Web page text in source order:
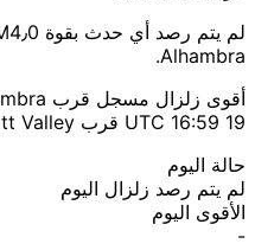
Alhambra.
19 16:59 UTC قرب Prescott Valley.
حالة اليوم
لم يتم رصد زلزال اليوم
الأقوى اليوم
-